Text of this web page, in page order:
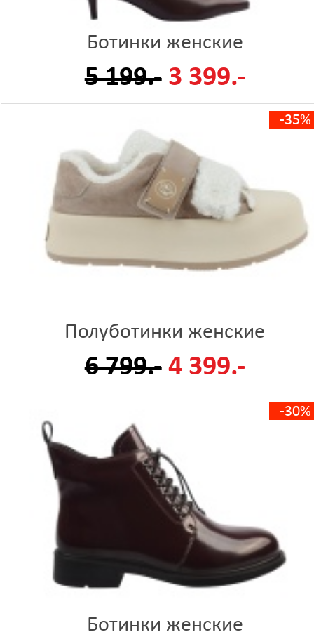
Ботинки женские
5 199.- 3 399.-
-35%
Полуботинки женские
6 799.- 4 399.-
-30%
Ботинки женские